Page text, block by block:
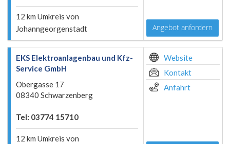
12 km Umkreis von
Johanngeorgenstadt
Angebot anfordern
EKS Elektroanlagenbau und Kfz-
Service GmbH
Obergasse 17
08340 Schwarzenberg
Tel: 03774 15710
12 km Umkreis von
Website
Kontakt
Anfahrt